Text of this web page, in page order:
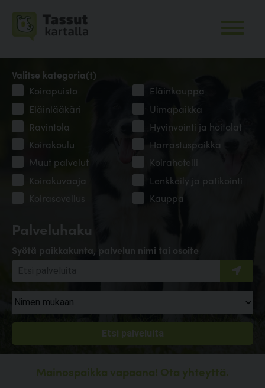
Palveluhaku
Syötä paikkakunta, palvelun nimi tai osoite
Valitse kategoria(t)
Koirapuisto
Eläinkauppa
Eläinlääkäri
Uimapaikka
Ravintola
Hyvinvointi ja hoitolat
Koirakoulu
Harrastuspaikka
Muut palvelut
Koirahotelli
Koirakuvaaja
Lenkkeily ja patikointi
Koirasovellus
Kauppa
Mainospaikka vapaana! Ota yhteyttä.